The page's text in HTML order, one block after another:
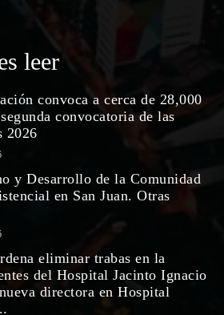
leer
convoca a cerca de 28,000
convocatoria de las
2026
y Desarrollo de la Comunidad
en San Juan. Otras
eliminar trabas en la
del Hospital Jacinto Ignacio
directora en Hospital